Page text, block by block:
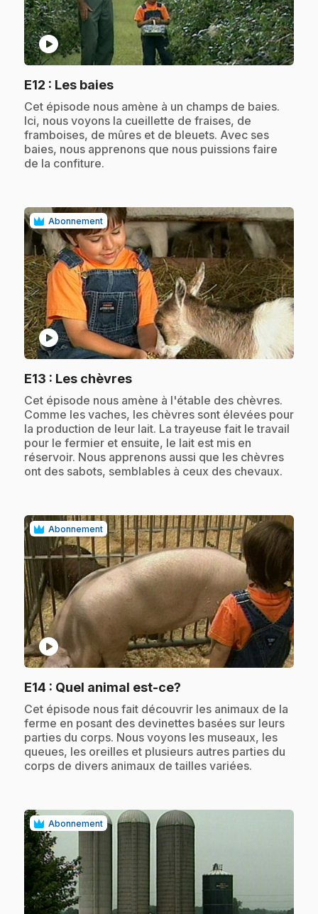
play_circle
E12 : Les baies.
.Cet épisode nous amène à un champs de baies.
Ici, nous voyons la cueillette de fraises, de
framboises, de mûres et de bleuets. Avec ses
baies, nous apprenons que nous puissions faire
de la confiture.
Abonnement
play_circle
E13 : Les chèvres.
.Cet épisode nous amène à l'étable des chèvres.
Comme les vaches, les chèvres sont élevées pour
la production de leur lait. La trayeuse fait le travail
pour le fermier et ensuite, le lait est mis en
réservoir. Nous apprenons aussi que les chèvres
ont des sabots, semblables à ceux des chevaux.
Abonnement
play_circle
E14 : Quel animal est-ce?
.Cet épisode nous fait découvrir les animaux de la
ferme en posant des devinettes basées sur leurs
parties du corps. Nous voyons les museaux, les
queues, les oreilles et plusieurs autres parties du
corps de divers animaux de tailles variées.
Abonnement